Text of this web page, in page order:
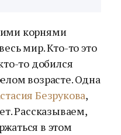
корнями
мир. Кто-то это
то добился
возрасте. Одна
Безрукова,
Рассказываем,
в этом